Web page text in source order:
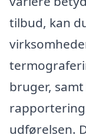
tilbud, kan
bruger,
udførelsen.